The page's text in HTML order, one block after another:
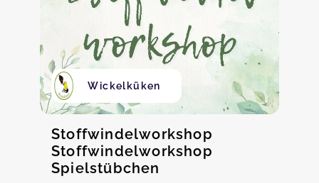
Wickelküken
Stoffwindelworkshop
Stoffwindelworkshop
Spielstübchen